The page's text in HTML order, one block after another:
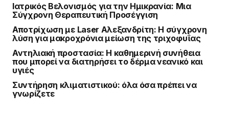
Ιατρικός Βελονισμός για την Ημικρανία: Μια
Σύγχρονη Θεραπευτική Προσέγγιση
Αποτρίχωση με Laser Αλεξανδρίτη: Η σύγχρονη
λύση για μακροχρόνια μείωση της τριχοφυΐας
Αντηλιακή προστασία: Η καθημερινή συνήθεια
που μπορεί να διατηρήσει το δέρμα νεανικό και
υγιές
Συντήρηση κλιματιστικού: όλα όσα πρέπει να
γνωρίζετε